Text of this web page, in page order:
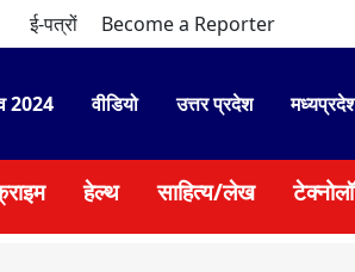
ई-पत्रों Become a Reporter
2024 वीडियो उत्तर प्रदेश
हेल्थ साहित्य/लेख